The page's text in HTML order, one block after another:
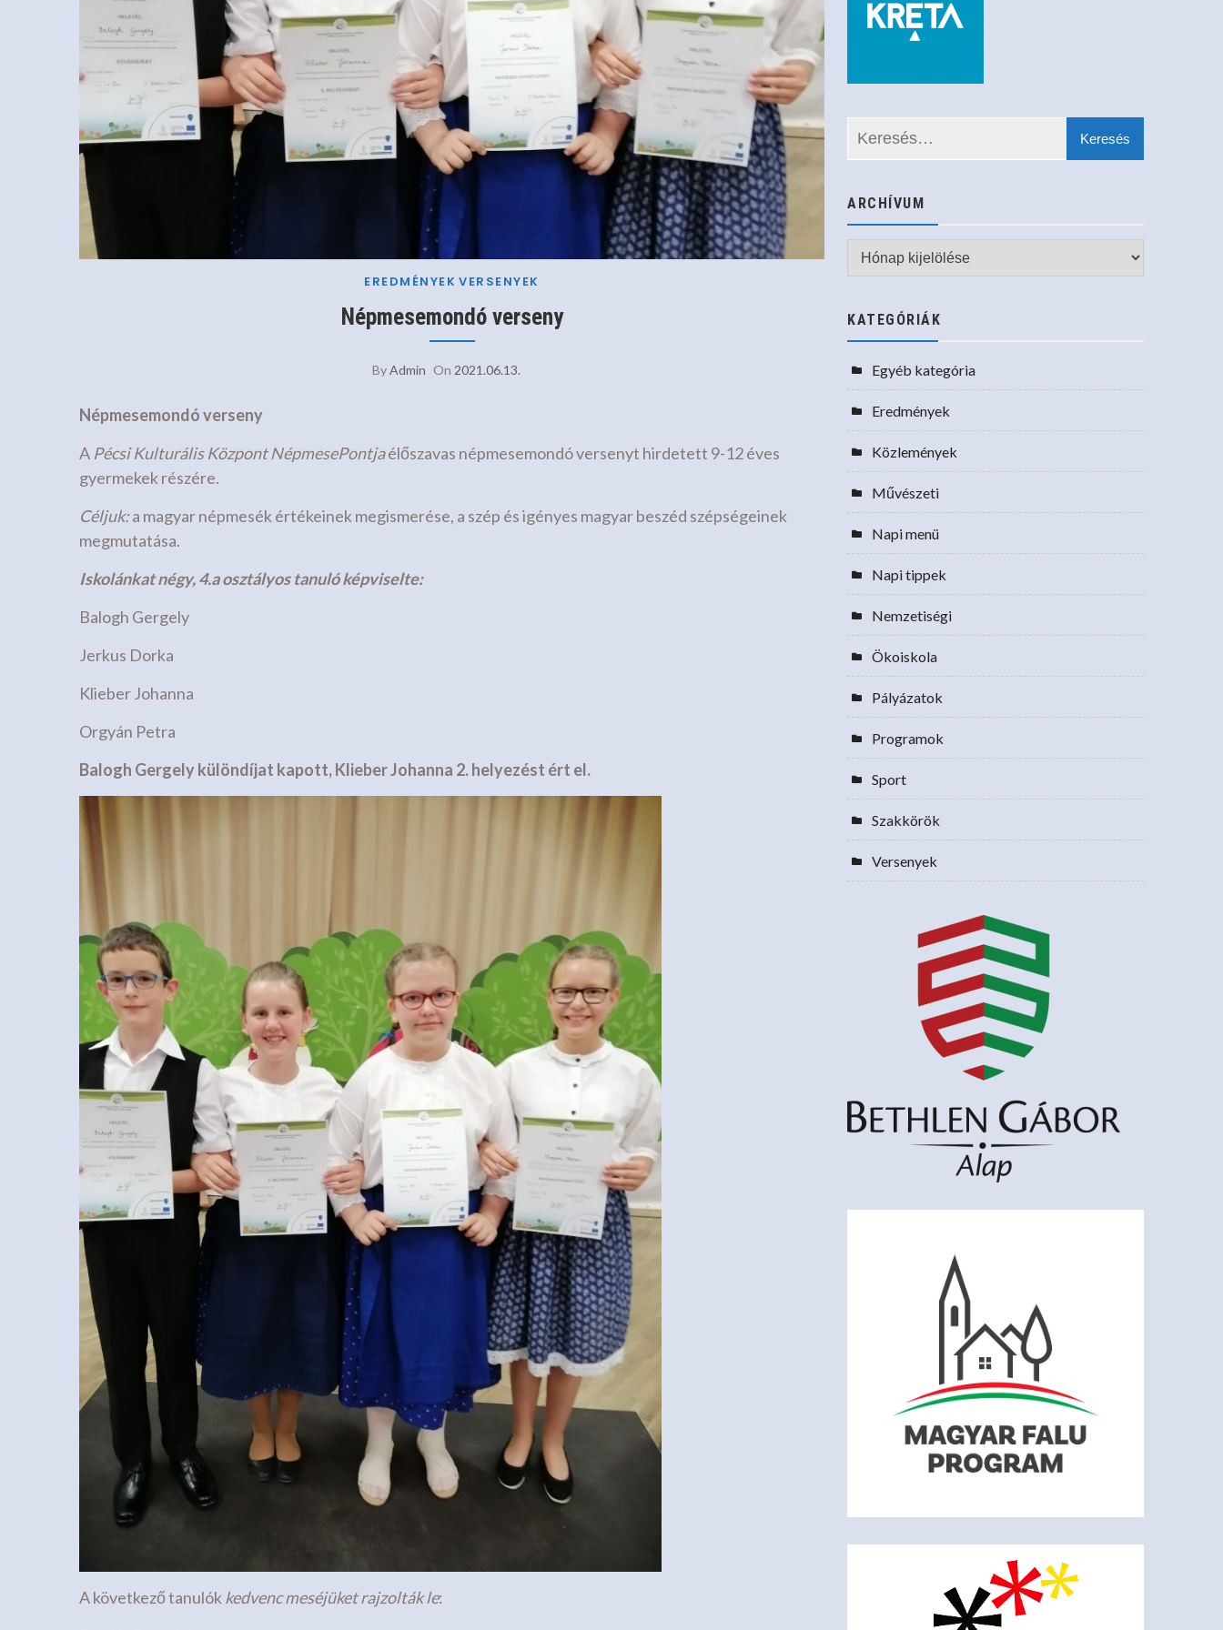
EREDMÉNYEK VERSENYEK
Népmesemondó verseny
ByAdmin On 2021.06.13.
Népmesemondó verseny
A Pécsi Kulturális Központ NépmesePontjaélőszavas népmesemondó versenyt hirdetett 9-12 éves
gyermekek részére.
Céljuk:a magyar népmesék értékeinek megismerése, a szép és igényes magyar beszéd szépségeinek
megmutatása.
Iskolánkat négy, 4.a osztályos tanuló képviselte:
Balogh Gergely
Jerkus Dorka
Klieber Johanna
Orgyán Petra
Balogh Gergely különdíjat kapott, Klieber Johanna 2. helyezést ért el.
A következő tanulókkedvenc meséjüket rajzolták le:
ARCHÍVUM
Archívum
KATEGÓRIÁK
Egyéb kategória
Eredmények
Közlemények
Művészeti
Napi menü
Napi tippek
Nemzetiségi
Ökoiskola
Pályázatok
Programok
Sport
Szakkörök
Versenyek